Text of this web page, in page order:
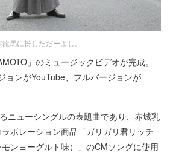
馬に扮しただーよし。
」のミュージックビデオが完成。
ョンがYouTube、フルバージョンが
ニューシングルの表題曲であり、赤城乳
ボレーション商品「ガリガリ君リッチ
ンヨーグルト味）」のCMソングに使用